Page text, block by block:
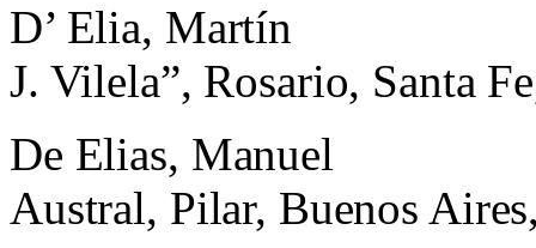
D’ Elia, Martín
J. Vilela”, Rosario, Santa
De Elias, Manuel
Austral, Pilar, Buenos